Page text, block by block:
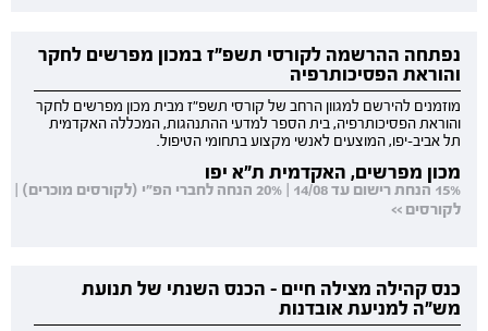
נפתחה ההרשמה לקורסי תשפ"ז במכון מפרשים לחקר
והוראת הפסיכותרפיה
מוזמנים להירשם למגוון הרחב של קורסי תשפ"ז מבית מכון מפרשים לחקר
והוראת הפסיכותרפיה, בית הספר למדעי ההתנהגות, המכללה האקדמית
תל אביב-יפו, המוצעים לאנשי מקצוע בתחומי הטיפול.
מכון מפרשים, האקדמית ת"א יפו
15% הנחת רישום עד 14/08 | 20% הנחה לחברי הפ"י (לקורסים מוכרים) |
לקורסים >>
כנס קהילה מצילה חיים - הכנס השנתי של תנועת
מש"ה למניעת אובדנות